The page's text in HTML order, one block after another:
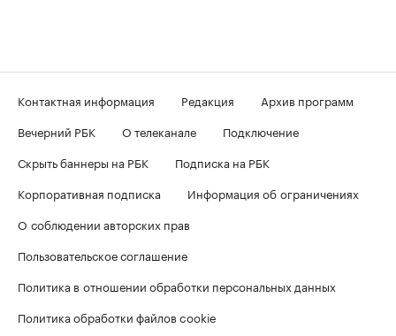
Контактная информация Редакция
Архив программ
Вечерний РБК
О телеканале
Подключение
Скрыть баннеры на РБК
Подписка на РБК
Корпоративная подписка
Информация об ограничениях
О соблюдении авторских прав
Пользовательское соглашение
Политика в отношении обработки персональных данных
Политика обработки файлов cookie